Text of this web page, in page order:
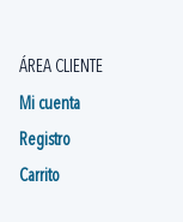
ÁREA CLIENTE
Mi cuenta
Registro
Carrito